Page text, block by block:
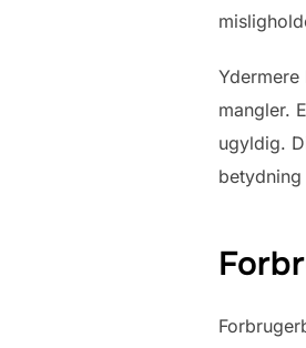
mangler.
ugyldig.